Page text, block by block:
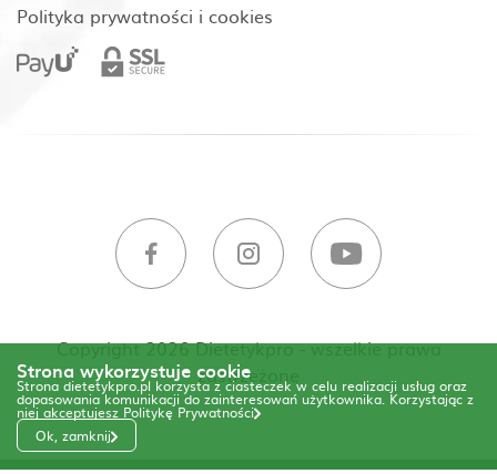
Polityka prywatności i cookies
Copyright 2026 Dietetykpro - wszelkie prawa
zastrzeżone
Strona wykorzystuje cookie
Strona dietetykpro.pl korzysta z ciasteczek w celu realizacji usług oraz
dopasowania komunikacji do zainteresowań użytkownika. Korzystając z
niej akceptujesz Politykę Prywatności
Ok, zamknij